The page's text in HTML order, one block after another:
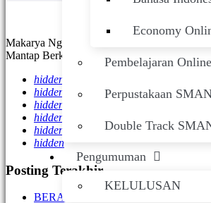
Economy
Pembelajaran Online
Perpustakaan
Double Track
Pengumuman
KELULUSAN
Makarya Ngesti Kuncaraning Siwi,
Mantap Berkarya Nyata.
hidden
hidden
hidden
hidden
hidden
hidden
Posting Terakhir
BERANGKAT DAN SIAP